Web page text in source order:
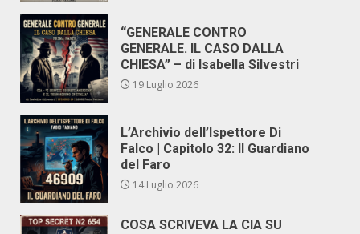
“GENERALE CONTRO
GENERALE. IL CASO DALLA
CHIESA” – di Isabella Silvestri
19 Luglio 2026
L’Archivio dell’Ispettore Di
Falco | Capitolo 32: Il Guardiano
del Faro
14 Luglio 2026
COSA SCRIVEVA LA CIA SU